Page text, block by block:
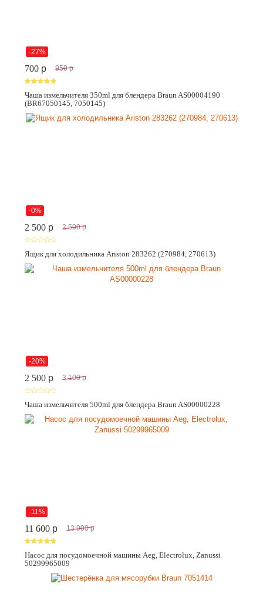
-27%
700 p 950 p
Чаша измельчителя 350ml для блендера Braun AS00004190
(BR67050145, 7050145)
-0%
2 500 p 2 500 p
Ящик для холодильника Ariston 283262 (270984, 270613)
-20%
2 500 p 3 100 p
Чаша измельчителя 500ml для блендера Braun AS00000228
-11%
11 600 p 13 000 p
Насос для посудомоечной машины Aeg, Electrolux, Zanussi
50299965009